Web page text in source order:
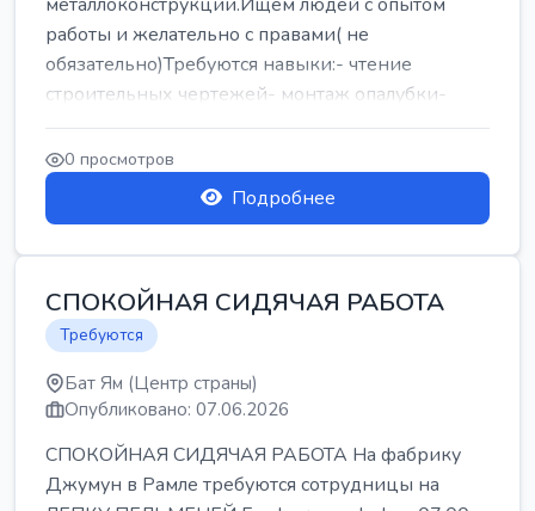
работы и желательно с правами( не
обязательно)Требуются навыки:- чтение
строительных чертежей- монтаж опалубки-
армокаркасыОпл...
0 просмотров
Подробнее
СПОКОЙНАЯ СИДЯЧАЯ РАБОТА
Требуются
Бат Ям (Центр страны)
Опубликовано: 07.06.2026
СПОКОЙНАЯ СИДЯЧАЯ РАБОТА На фабрику
Джумун в Рамле требуются сотрудницы на